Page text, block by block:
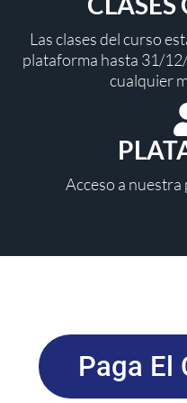
Las clases del curso
plataforma hasta 31/
cualquier
Acceso a
Paga El